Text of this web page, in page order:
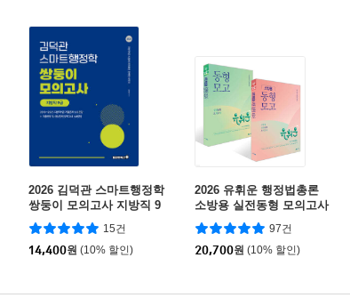
2026 김덕관 스마트행정학
쌍둥이 모의고사 지방직 9
급
15건
14,400원 (10% 할인)
2026 유휘운 행정법총론
소방용 실전동형 모의고사
+ 2026 유휘운 행정법총론
실전동형 모의고사 세트
97건
20,700원 (10% 할인)